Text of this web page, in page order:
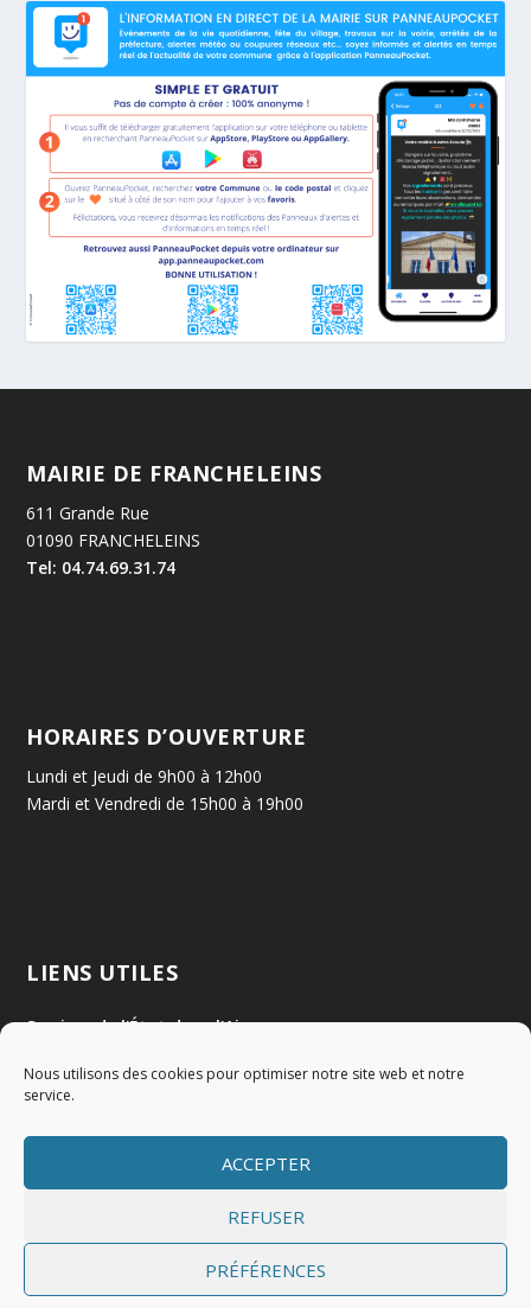
Nous utilisons des cookies pour optimiser notre site web et notre
service.
ACCEPTER
REFUSER
PRÉFÉRENCES
MAIRIE DE FRANCHELEINS
611 Grande Rue
01090 FRANCHELEINS
Tel: 04.74.69.31.74
HORAIRES D’OUVERTURE
Lundi et Jeudi de 9h00 à 12h00
Mardi et Vendredi de 15h00 à 19h00
LIENS UTILES
Services de l'État dans l'Ain
Communauté de Communes Val de Saône Centre
SMIDOM